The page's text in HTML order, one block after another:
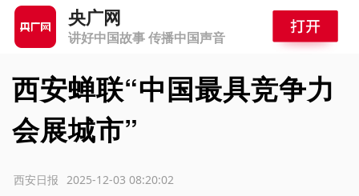
央广网
讲好中国故事 传播中国声音
西安蝉联“中国最具竞争力
会展城市”
2025-12-03 08:20:02
西安日报